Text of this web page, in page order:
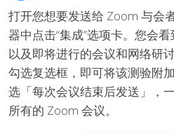
打开您想要发送给 Zoom 与会
器中点击“集成”选项卡。您会
以及即将进行的会议和网络研
勾选复选框，即可将该测验附
选「每次会议结束后发送」，
所有的 Zoom 会议。